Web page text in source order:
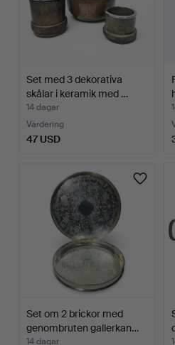
Set med 3 dekorativa
skålar i keramik med …
14 dagar
Värdering
47 USD
Set om 2 brickor med
genombruten gallerkan…
14 dagar